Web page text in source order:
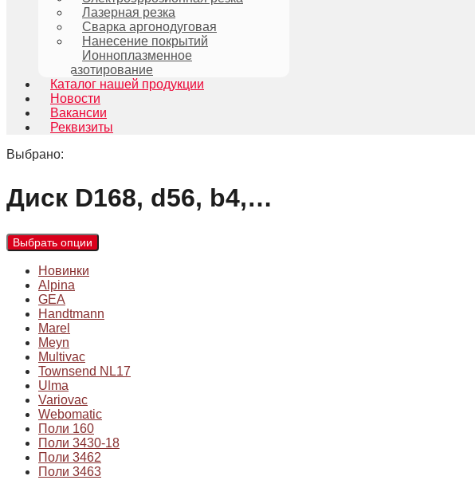
Лазерная резка
Сварка аргонодуговая
Нанесение покрытий
Ионноплазменное
азотирование
Каталог нашей продукции
Новости
Вакансии
Реквизиты
Выбрано:
Диск D168, d56, b4,…
Выбрать опции
Новинки
Alpina
GEA
Handtmann
Marel
Meyn
Multivac
Townsend NL17
Ulma
Variovac
Webomatic
Поли 160
Поли 3430-18
Поли 3462
Поли 3463